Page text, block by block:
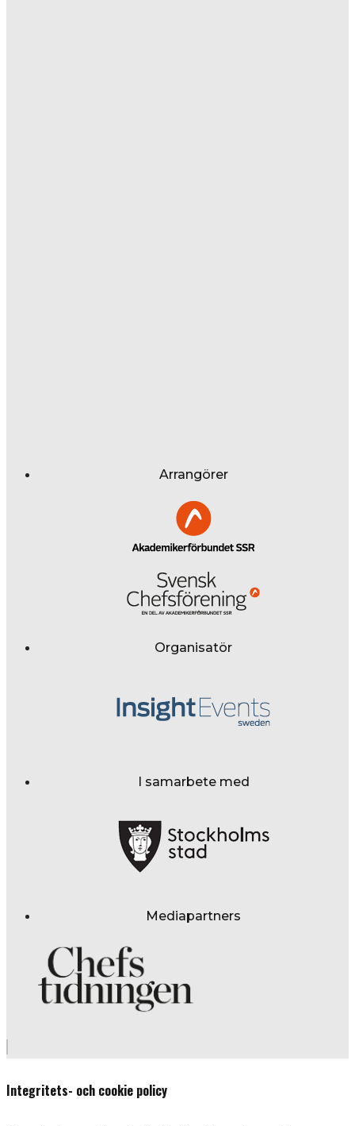
Arrangörer
Organisatör
I samarbete med
Mediapartners
Integritets- och cookie policy